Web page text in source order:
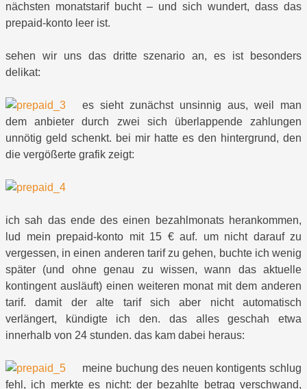
nächsten monatstarif bucht – und sich wundert, dass das
prepaid-konto leer ist.
sehen wir uns das dritte szenario an, es ist besonders
delikat:
es sieht zunächst unsinnig aus, weil man
dem anbieter durch zwei sich überlappende zahlungen
unnötig geld schenkt. bei mir hatte es den hintergrund, den
die vergößerte grafik zeigt:
ich sah das ende des einen bezahlmonats herankommen,
lud mein prepaid-konto mit 15 € auf. um nicht darauf zu
vergessen, in einen anderen tarif zu gehen, buchte ich wenig
später (und ohne genau zu wissen, wann das aktuelle
kontingent ausläuft) einen weiteren monat mit dem anderen
tarif. damit der alte tarif sich aber nicht automatisch
verlängert, kündigte ich den. das alles geschah etwa
innerhalb von 24 stunden. das kam dabei heraus:
meine buchung des neuen kontigents schlug
fehl, ich merkte es nicht: der bezahlte betrag verschwand,